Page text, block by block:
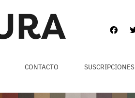
CONTACTO SUSCRIPCIONES